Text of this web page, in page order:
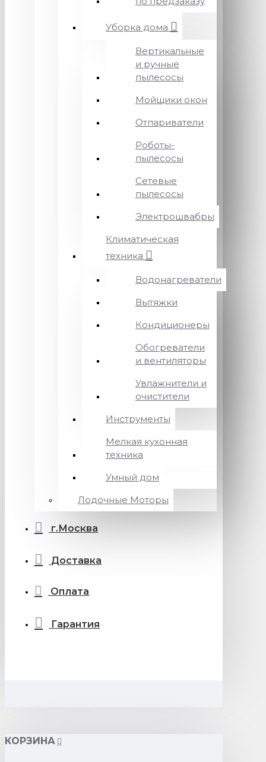
Уборка дома
Вертикальные
и ручные
пылесосы
Мойщики окон
Отпариватели
Роботы-
пылесосы
Сетевые
пылесосы
Электрошвабры
Климатическая
техника
Водонагреватели
Вытяжки
Кондиционеры
Обогреватели
и вентиляторы
Увлажнители и
очистители
Инструменты
Мелкая кухонная
техника
Умный дом
Лодочные Моторы
г.Москва
Доставка
Оплата
Гарантия
КОРЗИНА